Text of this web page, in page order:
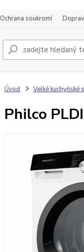
Ochrana soukromí
Úvod Velké kuchyňské
Philco